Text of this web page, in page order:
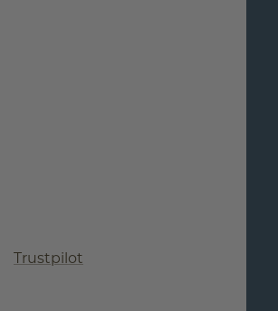
Trustpilot